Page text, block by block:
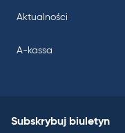
Aktualności
A-kassa
Subskrybuj biuletyn